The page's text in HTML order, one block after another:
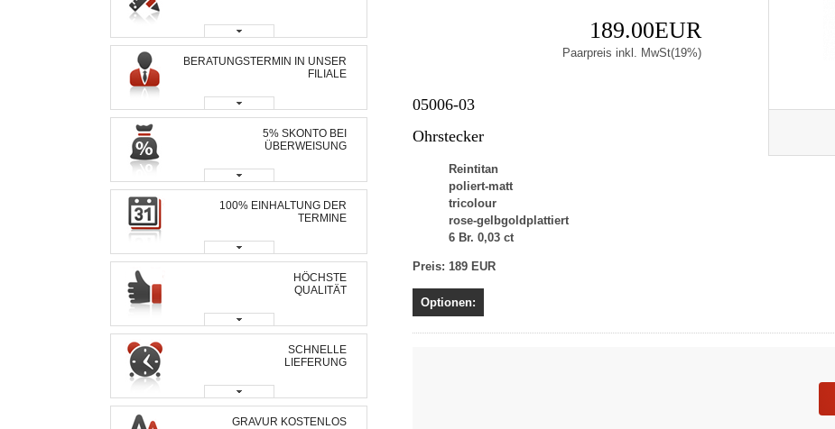
189.00EUR
Paarpreis inkl. MwSt(19%)
05006-03
Ohrstecker
Reintitan
poliert-matt
tricolour
rose-gelbgoldplattiert
6 Br. 0,03 ct
Preis: 189 EUR
Optionen:
BERATUNGSTERMIN IN UNSER
FILIALE
5% SKONTO BEI
ÜBERWEISUNG
100% EINHALTUNG DER
TERMINE
HÖCHSTE
QUALITÄT
SCHNELLE
LIEFERUNG
GRAVUR KOSTENLOS